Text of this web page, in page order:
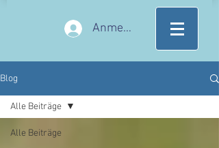
Anmelden
Blog
Alle Beiträge
Alle Beiträge